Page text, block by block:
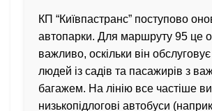
КП “Київпастранс” поступово
автопарки. Для маршруту 95 це
важливо, оскільки він обслуговує
людей із садів та пасажирів з
багажем. На лінію все частіше
низькопідлогові автобуси